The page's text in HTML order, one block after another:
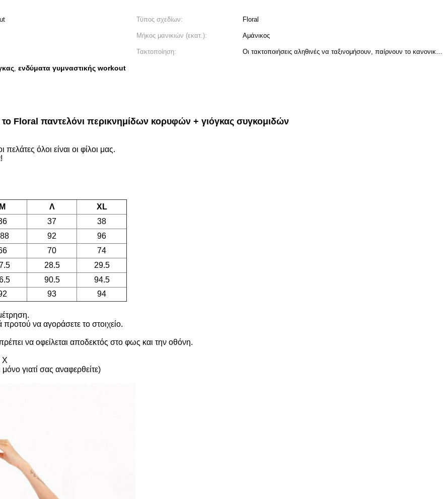
Τύπος σχεδίων: Floral
Μήκος μανικιών (εκατ.): Αμάνικος
Τακτοποίηση:
Οι τακτοποιήσεις αληθινές να ταξινομήσουν, παίρνουν το κανονικό
, ενδύματα γυμναστικής workout
Floral παντελόνι περικνημίδων κορυφών + γιόγκας συγκομιδών
όλοι είναι οι φίλοι μας.
Μ Λ
XL
37
38
92
96
70
74
28.5
29.5
90.5
94.5
93 94
να αγοράσετε το στοιχείο.
να οφείλεται αποδεκτός στο φως και την οθόνη.
Χ
γιατί σας αναφερθείτε)